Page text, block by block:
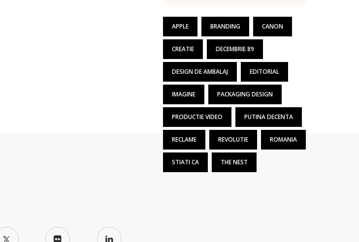
APPLE BRANDING CANON
CREATIE DECEMBRIE 89
DESIGN DE AMBALAJ EDITORIAL
IMAGINE PACKAGING DESIGN
PRODUCTIE VIDEO PUTINA DECENTA
RECLAME REVOLUTIE ROMANIA
STIATI CA THE NEST